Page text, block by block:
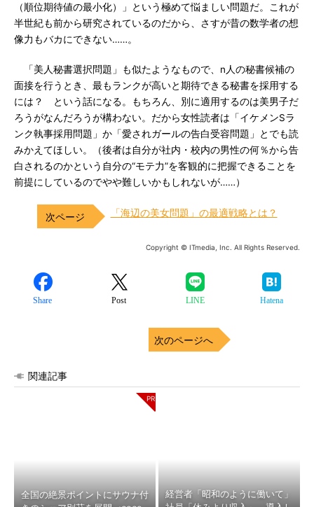
（順位期待値の最小化）」という極めて悩ましい問題だ。これが
半世紀も前から研究されているのだから、さすが昔の数学者の想
像力もバカにできない……。
「美人秘書選択問題」も似たようなもので、n人の秘書候補の
面接を行うとき、最もランクが高いと期待できる秘書を採用する
には？ という話になる。もちろん、別に適用するのは美男子だ
ろうがなんだろうが構わない。だから女性読者は「イケメンSラ
ンク執事採用問題」か「愛されガールの告白受容問題」とでも読
みかえてほしい。（後者は自分が社内・校内の男性の何％から告
白されるのかという自分の“モテ力”を客観的に把握できることを
前提にしているのでやや難しいかもしれないが……）
「海辺の美女問題」の最適戦略とは？
Copyright © ITmedia, Inc. All Rights Reserved.
Share Post LINE Hatena
次のページへ
関連記事
全国の絶景ポイントにサウナ付
経営者「昭和のように働いて」